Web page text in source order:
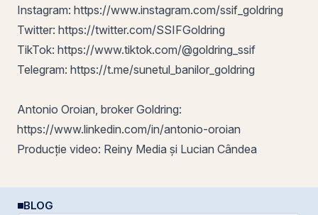
Instagram: https://www.instagram.com/ssif_goldring
Twitter: https://twitter.com/SSIFGoldring
TikTok: https://www.tiktok.com/@goldring_ssif
Telegram: https://t.me/sunetul_banilor_goldring
Antonio Oroian, broker Goldring:
https://www.linkedin.com/in/antonio-oroian
Producție video: Reiny Media și Lucian Cândea
BLOG